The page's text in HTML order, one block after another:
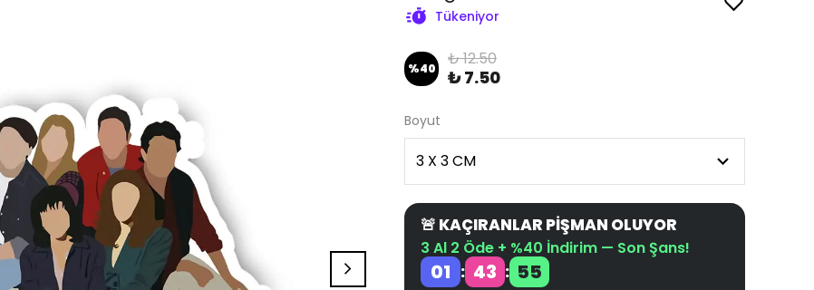
Tükeniyor
%40 ₺ 12.50
₺ 7.50
Boyut
🚨 KAÇIRANLAR PİŞMAN OLUYOR
3 Al 2 Öde + %40 İndirim — Son Şans!
01 : 43 : 54